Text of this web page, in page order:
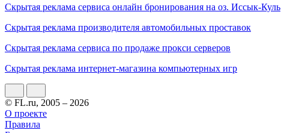
Скрытая реклама сервиса онлайн бронирования на оз. Иссык-Куль
Скрытая реклама производителя автомобильных проставок
Скрытая реклама сервиса по продаже прокси серверов
Скрытая реклама интернет-магазина компьютерных игр
© FL.ru, 2005 – 2026
О проекте
Правила